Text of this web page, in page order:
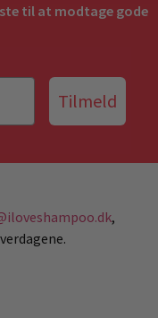
til at modtage gode
Tilmeld
,